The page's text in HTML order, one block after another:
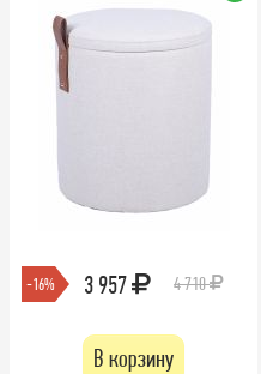
-16% 3 957 4 710
В корзину